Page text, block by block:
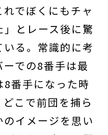
でぼくにもチャ
とレース後に驚
る。常識的に考
での8番手は最
番手になった時
こで前団を捕ら
イメージを思い